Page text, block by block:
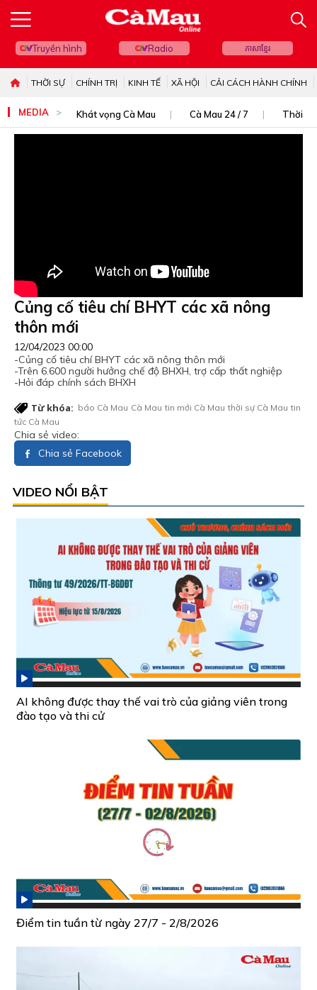
Truyền hình Radio ភាសាខ្មែរ
THỜI SỰ CHÍNH TRỊ KINH TẾ XÃ HỘI CẢI CÁCH HÀNH CHÍNH
MEDIA Khát vọng Cà Mau Cà Mau 24 / 7 Thời sự
Củng cố tiêu chí BHYT các xã nông
thôn mới
12/04/2023 00:00
-Củng cố tiêu chí BHYT các xã nông thôn mới
-Trên 6.600 người hưởng chế độ BHXH, trợ cấp thất nghiệp
-Hỏi đáp chính sách BHXH
Từ khóa: báo Cà Mau Cà Mau tin mới Cà Mau thời sự Cà Mau tin
tức Cà Mau
Chia sẻ video:
Chia sẻ Facebook
VIDEO NỔI BẬT
AI không được thay thế vai trò của giảng viên trong
đào tạo và thi cử
Điểm tin tuần từ ngày 27/7 - 2/8/2026